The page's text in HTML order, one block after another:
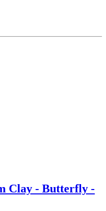
Clay - Butterfly -